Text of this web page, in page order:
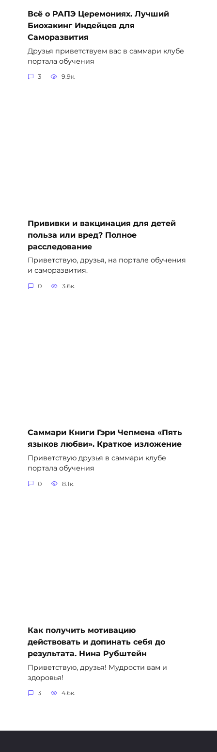
Всё о РАПЭ Церемониях. Лучший
Биохакинг Индейцев для
Саморазвития
Друзья приветствуем вас в саммари клубе
портала обучения
3 9.9к.
Прививки и вакцинация для детей
польза или вред? Полное
расследование
Приветствую, друзья, на портале обучения
и саморазвития.
0 3.6к.
Саммари Книги Гэри Чепмена «Пять
языков любви». Краткое изложение
Приветствую друзья в саммари клубе
портала обучения
0 8.1к.
Как получить мотивацию
действовать и допинать себя до
результата. Нина Рубштейн
Приветствую, друзья! Мудрости вам и
здоровья!
3 4.6к.